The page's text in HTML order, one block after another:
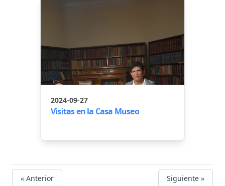
2024-09-27
Visitas en la Casa Museo
« Anterior Siguiente »